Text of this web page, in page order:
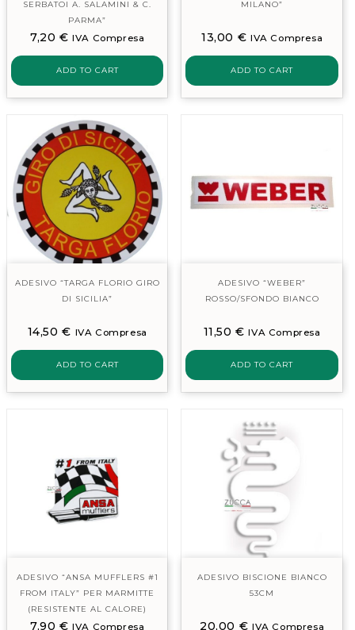
SERBATOI A. SALAMINI & C.
PARMA”
7,20 € IVA Compresa
ADD TO CART
MILANO”
13,00 € IVA Compresa
ADD TO CART
ADESIVO “TARGA FLORIO GIRO
DI SICILIA”
14,50€ IVA Compresa
ADD TO CART
ADESIVO “WEBER”
ROSSO/SFONDO BIANCO
11,50€ IVA Compresa
ADD TO CART
ADESIVO “ANSA MUFFLERS #1
FROM ITALY” PER MARMITTE
(RESISTENTE AL CALORE)
7,90 € IVA Compresa
ADESIVO BISCIONE BIANCO
53CM
20,00 € IVA Compresa